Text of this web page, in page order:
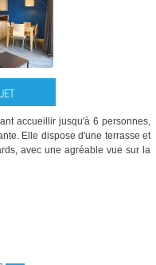
accueillir jusqu'à 6 personnes,
Elle dispose d'une terrasse et
avec une agréable vue sur la